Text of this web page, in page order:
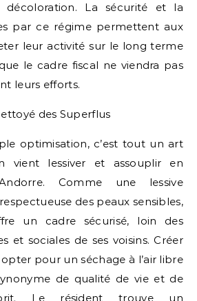
décoloration. La sécurité et la
par ce régime permettent aux
leur activité sur le long terme
le cadre fiscal ne viendra pas
leurs efforts.
des Superflus
optimisation, c’est tout un art
vient lessiver et assouplir en
Comme une lessive
des peaux sensibles,
un cadre sécurisé, loin des
et sociales de ses voisins. Créer
opter pour un séchage à l’air libre
de qualité de vie et de
Le résident trouve un